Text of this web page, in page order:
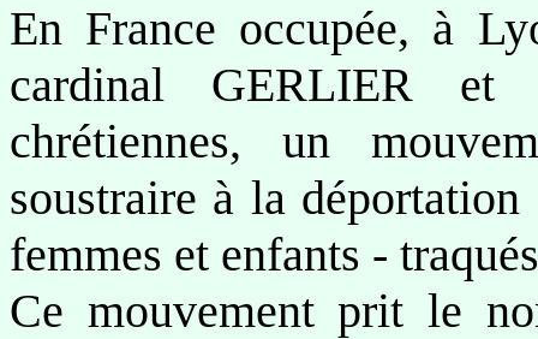
En France occupée, à
cardinal GERLIER et
chrétiennes, un
soustraire à la
femmes et enfants -
Ce mouvement prit le